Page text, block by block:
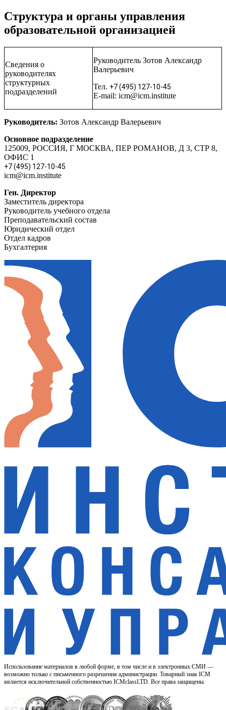
Структура и органы управления
образовательной организацией
Сведения о
руководителях
структурных
подразделений
Руководитель Зотов Александр
Валерьевич
Тел. +7 (495) 127-10-45
E-mail: icm@icm.institute
Руководитель: Зотов Александр Валерьевич
Основное подразделение
125009, РОССИЯ, Г МОСКВА, ПЕР РОМАНОВ, Д 3, СТР 8,
ОФИС 1
+7 (495) 127-10-45
icm@icm.institute
Ген. Директор
Заместитель директора
Руководитель учебного отдела
Преподавательский состав
Юридический отдел
Отдел кадров
Бухгалтерия
Использование материалов в любой форме, в том числе и в электронных СМИ —
возможно только с письменного разрешения администрации. Товарный знак ICM
является исключительной собственностью ICMclassLTD. Все права защищены.